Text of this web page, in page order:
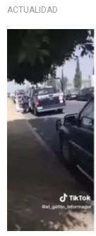
ACTUALIDAD
Las redes estallan